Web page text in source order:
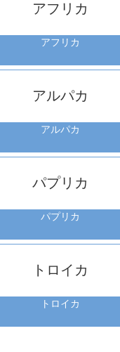
アフリカ
アフリカ
アルパカ
アルパカ
パプリカ
パプリカ
トロイカ
トロイカ